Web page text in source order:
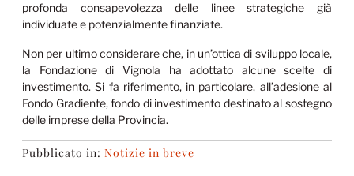
profonda consapevolezza delle linee strategiche già
individuate e potenzialmente finanziate.
Non per ultimo considerare che, in un’ottica di sviluppo locale,
la Fondazione di Vignola ha adottato alcune scelte di
investimento. Si fa riferimento, in particolare, all’adesione al
Fondo Gradiente, fondo di investimento destinato al sostegno
delle imprese della Provincia.
Pubblicato in: Notizie in breve